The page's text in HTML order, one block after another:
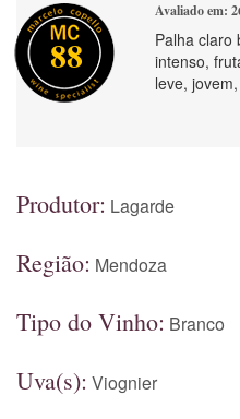
88
Avaliado em:
Palha claro
intenso,
leve,
Produtor: Lagarde
Região: Mendoza
Tipo do Vinho: Branco
Uva(s): Viognier